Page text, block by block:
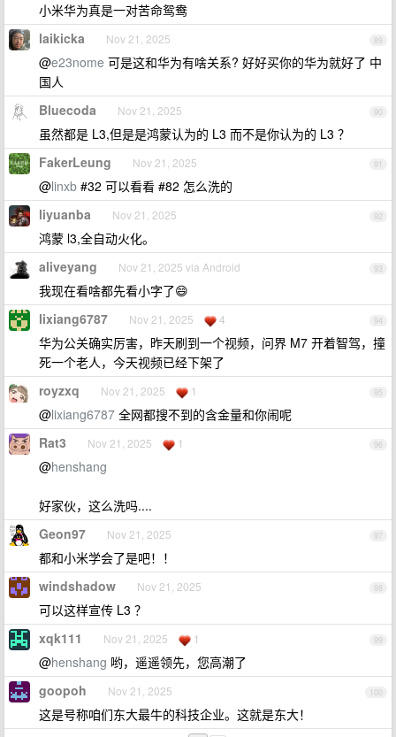
小米华为真是一对苦命鸳鸯
89
laikicka Nov 21, 2025
@e23nome 可是这和华为有啥关系? 好好买你的华为就好了 中
国人
90
Bluecoda Nov 21, 2025
虽然都是 L3,但是是鸿蒙认为的 L3 而不是你认为的 L3 ？
91
FakerLeung Nov 21, 2025
@linxb #32 可以看看 #82 怎么洗的
92
liyuanba Nov 21, 2025
鸿蒙 l3,全自动火化。
93
aliveyang Nov 21, 2025 via Android
我现在看啥都先看小字了😄
94
lixiang6787 Nov 21, 2025 4
华为公关确实厉害，昨天刷到一个视频，问界 M7 开着智驾，撞
死一个老人，今天视频已经下架了
95
royzxq Nov 21, 2025 1
@lixiang6787 全网都搜不到的含金量和你闹呢
96
Rat3 Nov 21, 2025 1
@henshang
好家伙，这么洗吗....
97
Geon97 Nov 21, 2025
都和小米学会了是吧！！
98
windshadow Nov 21, 2025
可以这样宣传 L3 ？
99
xqk111 Nov 21, 2025 1
@henshang 哟，遥遥领先，您高潮了
100
goopoh Nov 21, 2025
这是号称咱们东大最牛的科技企业。这就是东大！